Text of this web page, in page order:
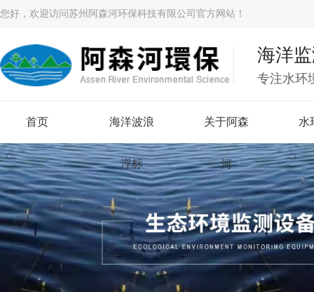
您好，欢迎访问苏州阿森河环保科技有限公司官方网站！
海洋
专注水环
首页 海洋波浪
浮标
关于阿森
河
水